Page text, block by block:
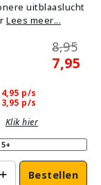
uitblaaslucht
Lees meer...
8,95
7,95
4,95 p/s
3,95 p/s
Klik hier
Bestellen